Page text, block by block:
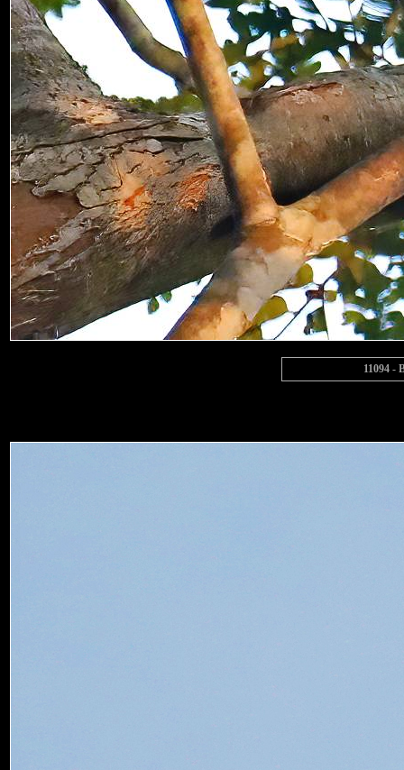
11094 -